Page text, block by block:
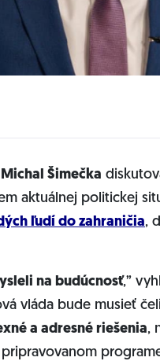
Michal Šimečka
aktuálnej politickej
ľudí do zahraničia,
na budúcnosť,”
vláda bude musieť
a adresné riešenia,